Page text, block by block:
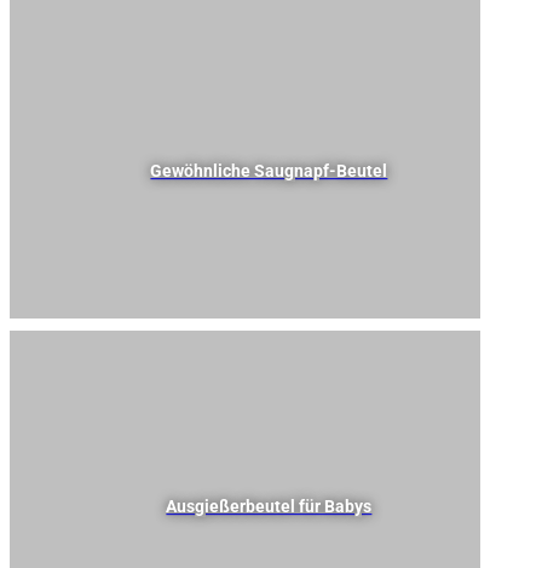
Gewöhnliche Saugnapf-Beutel
Kundenspezifischer Service: Farbe, Form und Größe können je nach Bedarf für
Ausgießerbeutel für Babys